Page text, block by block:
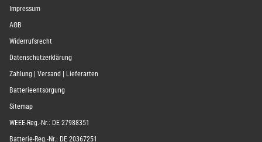
Impressum
AGB
Widerrufsrecht
Datenschutzerklärung
Zahlung | Versand | Lieferarten
Batterieentsorgung
Sitemap
WEEE-Reg.-Nr.: DE 27988351
Batterie-Reg.-Nr.: DE 20367251